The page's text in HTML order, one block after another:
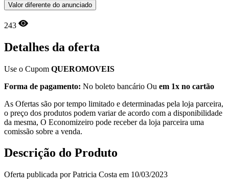
Valor diferente do anunciado
243
Detalhes da oferta
Use o Cupom QUEROMOVEIS
Forma de pagamento: No boleto bancário Ou em 1x no cartão
As Ofertas são por tempo limitado e determinadas pela loja parceira,
o preço dos produtos podem variar de acordo com a disponibilidade
da mesma, O Economizeiro pode receber da loja parceira uma
comissão sobre a venda.
Descrição do Produto
Oferta publicada por Patricia Costa em 10/03/2023